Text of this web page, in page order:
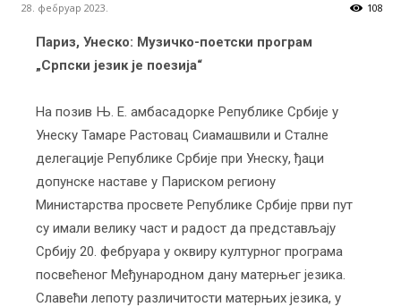
28. фебруар 2023. 108
Париз, Унеско: Музичко-поетски програм
„Српски језик је поезија“
На позив Њ. Е. амбасадорке Републике Србије у
Унеску Тамаре Растовац Сиамашвили и Сталне
делегације Републике Србије при Унеску, ђаци
допунске наставе у Париском региону
Министарства просвете Републике Србије први пут
су имали велику част и радост да представљају
Србију 20. фебруара у оквиру културног програма
посвећеног Међународном дану матерњег језика.
Славећи лепоту различитости матерњих језика, у